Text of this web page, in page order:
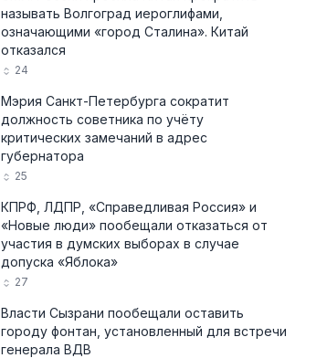
называть Волгоград иероглифами,
означающими «город Сталина». Китай
отказался
24
Мэрия Санкт-Петербурга сократит
должность советника по учёту
критических замечаний в адрес
губернатора
25
КПРФ, ЛДПР, «Справедливая Россия» и
«Новые люди» пообещали отказаться от
участия в думских выборах в случае
допуска «Яблока»
27
Власти Сызрани пообещали оставить
городу фонтан, установленный для встречи
генерала ВДВ